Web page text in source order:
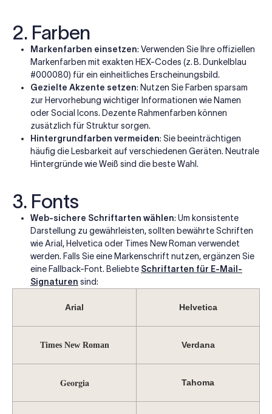
2. Farben
Markenfarben einsetzen: Verwenden Sie Ihre offiziellen
Markenfarben mit exakten HEX-Codes (z. B. Dunkelblau
#000080) für ein einheitliches Erscheinungsbild.
Gezielte Akzente setzen: Nutzen Sie Farben sparsam
zur Hervorhebung wichtiger Informationen wie Namen
oder Social Icons. Dezente Rahmenfarben können
zusätzlich für Struktur sorgen.
Hintergrundfarben vermeiden: Sie beeinträchtigen
häufig die Lesbarkeit auf verschiedenen Geräten. Neutrale
Hintergründe wie Weiß sind die beste Wahl.
3. Fonts
Web-sichere Schriftarten wählen: Um konsistente
Darstellung zu gewährleisten, sollten bewährte Schriften
wie Arial, Helvetica oder Times New Roman verwendet
werden. Falls Sie eine Markenschrift nutzen, ergänzen Sie
eine Fallback-Font. Beliebte Schriftarten für E-Mail-
Signaturen sind:
Arial Helvetica
Times New Roman Verdana
Georgia Tahoma